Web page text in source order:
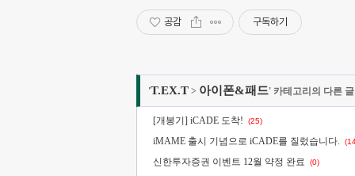
공감 구독하기
'T.EX.T > 아이폰&패드' 카테고리의 다른 글
[개봉기] iCADE 도착! (25)
iMAME 출시 기념으로 iCADE를 질렀습니다.
신한투자증권 이벤트 12월 약정 완료 (0)